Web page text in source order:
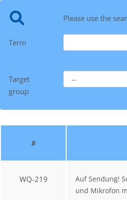
Please use the
Term
Target
group
#
WQ-219
Auf Sendung!
und Mikrofon